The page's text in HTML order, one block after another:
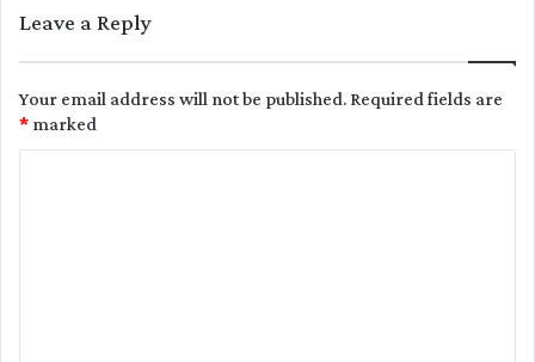
Leave a Reply
Your email address will not be published.Required fields are
marked
*